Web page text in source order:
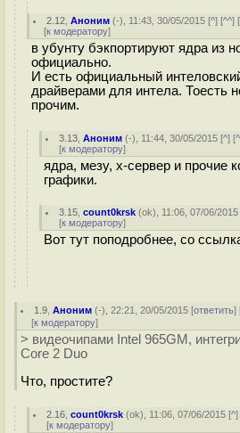
2.12 ,Аноним (-), 11:43, 30/05/2015 [^] [^^] [
[к модератору]
в убунту бэкпортируют ядра из
официально.
И есть официальный
драйверами для интела. Тоесть
прочим.
3.13 ,Аноним (-), 11:44, 30/05/2015 [^] [
[к модератору]
ядра, мезу, х-сервер и прочие
графики.
3.15 ,count0krsk (ok), 11:06, 07/06/2015
[к модератору]
Вот тут поподробнее, со
1.9 ,Аноним (-), 22:21, 20/05/2015 [ответить]
[к модератору]
> видеочипами Intel 965GM,
Core 2 Duo
Что, простите?
2.16 ,count0krsk (ok), 11:06, 07/06/2015 [^]
[к модератору]